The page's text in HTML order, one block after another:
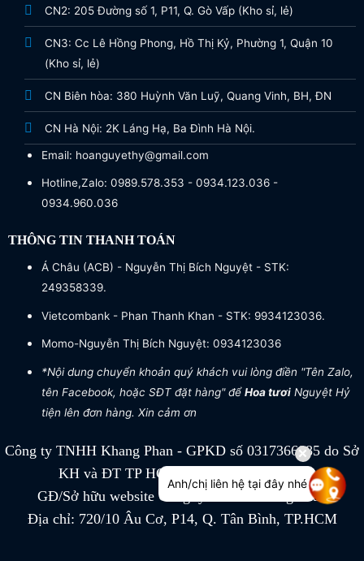
CN2: 205 Đường số 1, P11, Q. Gò Vấp (Kho sỉ, lẻ)
CN3: Cc Lê Hồng Phong, Hồ Thị Kỷ, Phường 1, Quận 10
(Kho sỉ, lẻ)
CN Biên hòa: 380 Huỳnh Văn Luỹ, Quang Vinh, BH, ĐN
CN Hà Nội: 2K Láng Hạ, Ba Đình Hà Nội.
Email: hoanguyethy@gmail.com
Hotline,Zalo: 0989.578.353 - 0934.123.036 -
0934.960.036
THÔNG TIN THANH TOÁN
Á Châu (ACB) - Nguyễn Thị Bích Nguyệt - STK:
249358339.
Vietcombank - Phan Thanh Khan - STK: 9934123036.
Momo-Nguyễn Thị Bích Nguyệt: 0934123036
*Nội dung chuyển khoản quý khách vui lòng điền "Tên Zalo,
tên Facebook, hoặc SĐT đặt hàng" đểHoa tươiNguyệt Hỷ
tiện lên đơn hàng. Xin cảm ơn
Công ty TNHH Khang Phan - GPKD số 0317366885 do Sở
KH và ĐT TP HCM cấp ngày 04/07/2022
GĐ/Sở hữu website Công ty TNHH Khang Phan
Địa chỉ: 720/10 Âu Cơ, P14, Q. Tân Bình, TP.HCM
Anh/chị liên hệ tại đây nhé